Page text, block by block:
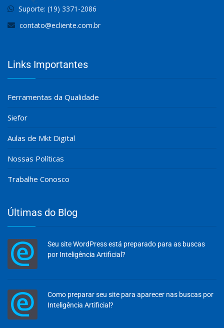
Suporte: (19) 3371-2086
contato@ecliente.com.br
Links Importantes
Ferramentas da Qualidade
Siefor
Aulas de Mkt Digital
Nossas Políticas
Trabalhe Conosco
Últimas do Blog
Seu site WordPress está preparado para as buscas
por Inteligência Artificial?
Como preparar seu site para aparecer nas buscas por
Inteligência Artificial?